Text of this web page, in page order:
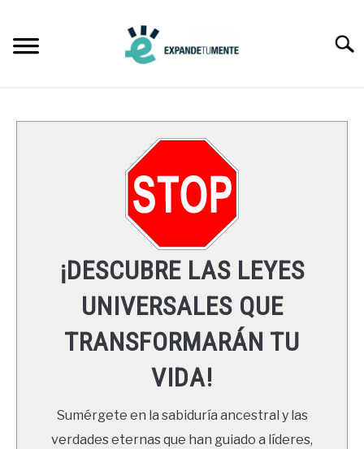
content
LEYES UNIVERSALES
RECURSOS
NEWSLETTER
¡DESCUBRE LAS LEYES
UNIVERSALES QUE
TRANSFORMARÁN TU
VIDA!
Sumérgete en la sabiduría ancestral y las
verdades eternas que han guiado a líderes,